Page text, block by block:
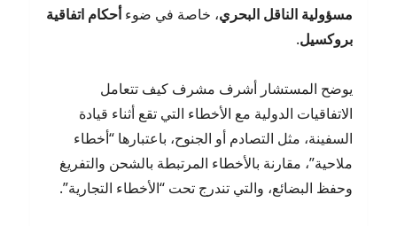
مسؤولية الناقل البحري، خاصة في ضوءأحكام اتفاقية
بروكسيل.
يوضح المستشار أشرف مشرف كيف تتعامل
الاتفاقيات الدولية مع الأخطاء التي تقع أثناء قيادة
السفينة، مثل التصادم أو الجنوح، باعتبارها “أخطاء
ملاحية”، مقارنة بالأخطاء المرتبطة بالشحن والتفريغ
وحفظ البضائع، والتي تندرج تحت “الأخطاء التجارية”.